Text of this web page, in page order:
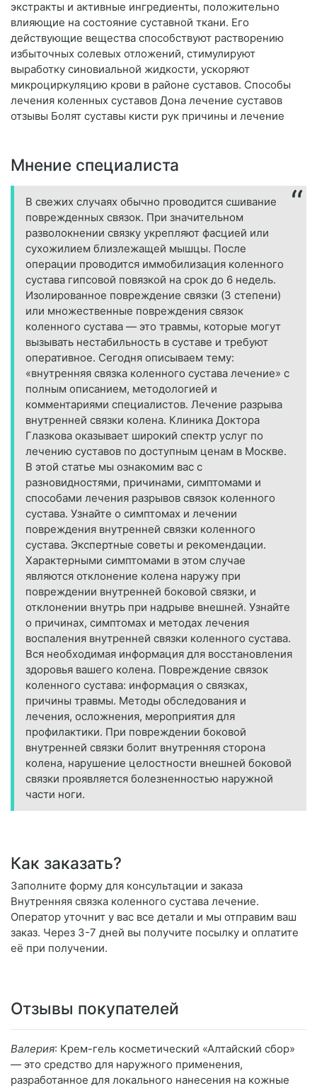
экстракты и активные ингредиенты, положительно
влияющие на состояние суставной ткани. Его
действующие вещества способствуют растворению
избыточных солевых отложений, стимулируют
выработку синовиальной жидкости, ускоряют
микроциркуляцию крови в районе суставов. Способы
лечения коленных суставов Дона лечение суставов
отзывы Болят суставы кисти рук причины и лечение
Мнение специалиста
В свежих случаях обычно проводится сшивание
поврежденных связок. При значительном
разволокнении связку укрепляют фасцией или
сухожилием близлежащей мышцы. После
операции проводится иммобилизация коленного
сустава гипсовой повязкой на срок до 6 недель.
Изолированное повреждение связки (3 степени)
или множественные повреждения связок
коленного сустава — это травмы, которые могут
вызывать нестабильность в суставе и требуют
оперативное. Сегодня описываем тему:
«внутренняя связка коленного сустава лечение» с
полным описанием, методологией и
комментариями специалистов. Лечение разрыва
внутренней связки колена. Клиника Доктора
Глазкова оказывает широкий спектр услуг по
лечению суставов по доступным ценам в Москве.
В этой статье мы ознакомим вас с
разновидностями, причинами, симптомами и
способами лечения разрывов связок коленного
сустава. Узнайте о симптомах и лечении
повреждения внутренней связки коленного
сустава. Экспертные советы и рекомендации.
Характерными симптомами в этом случае
являются отклонение колена наружу при
повреждении внутренней боковой связки, и
отклонении внутрь при надрыве внешней. Узнайте
о причинах, симптомах и методах лечения
воспаления внутренней связки коленного сустава.
Вся необходимая информация для восстановления
здоровья вашего колена. Повреждение связок
коленного сустава: информация о связках,
причины травмы. Методы обследования и
лечения, осложнения, мероприятия для
профилактики. При повреждении боковой
внутренней связки болит внутренняя сторона
колена, нарушение целостности внешней боковой
связки проявляется болезненностью наружной
части ноги.
Как заказать?
Заполните форму для консультации и заказа
Внутренняя связка коленного сустава лечение.
Оператор уточнит у вас все детали и мы отправим ваш
заказ. Через 3-7 дней вы получите посылку и оплатите
её при получении.
Отзывы покупателей
Валерия: Крем-гель косметический «Алтайский сбор»
— это средство для наружного применения,
разработанное для локального нанесения на кожные